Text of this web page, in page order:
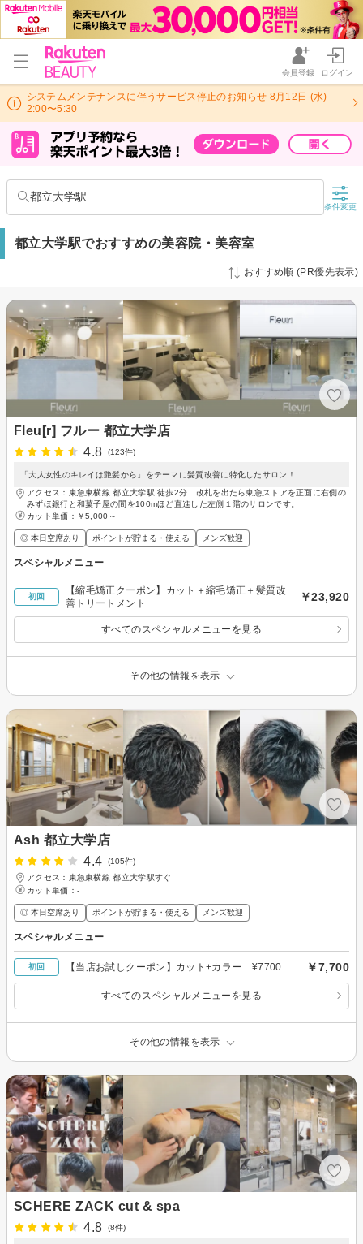
会員登録 ログイン
システムメンテナンスに伴うサービス停止のお知らせ 8月12日 (水)
2:00〜5:30
都立大学駅
条件変更
都立大学駅でおすすめの美容院・美容室
おすすめ順 (PR優先表示)
Fleu[r] フルー 都立大学店
4.8
(123件)
「大人女性のキレイは艶髪から」をテーマに髪質改善に特化したサロン！
アクセス：東急東横線 都立大学駅 徒歩2分 改札を出たら東急ストアを正面に右側の
みずほ銀行と和菓子屋の間を100mほど直進した左側１階のサロンです。
カット単価： ￥5,000～
◎ 本日空席あり ポイントが貯まる・使える メンズ歓迎
スペシャルメニュー
初回
【縮毛矯正クーポン】カット＋縮毛矯正＋髪質改
善トリートメント
￥23,920
すべてのスペシャルメニューを見る
その他の情報を表示
Ash 都立大学店
4.4
(105件)
アクセス：東急東横線 都立大学駅すぐ
カット単価： -
◎ 本日空席あり ポイントが貯まる・使える メンズ歓迎
スペシャルメニュー
初回 【当店お試しクーポン】カット+カラー ¥7700 ￥7,700
すべてのスペシャルメニューを見る
その他の情報を表示
SCHERE ZACK cut & spa
4.8
(8件)